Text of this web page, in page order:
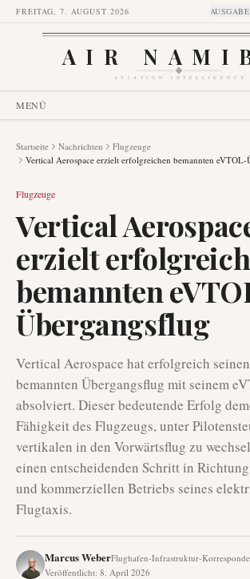
FREITAG, 7. AUGUST 2026 AUSGABE
AIR
AVIATION INTELLIGENCE
MENÜ
Startseite Nachrichten
Flugzeuge
Vertical Aerospace erzielt erfolgreichen bemannten eVTOL-
Flugzeuge
Vertical
erzielt
bemannten
Übergangsflug
Vertical Aerospace hat erfolgreich
bemannten Übergangsflug mit seinem
absolviert. Dieser bedeutende Erfolg
Fähigkeit des Flugzeugs, unter
vertikalen in den Vorwärtsflug zu
einen entscheidenden Schritt in
und kommerziellen Betriebs seines
Flugtaxis.
Marcus WeberFlughafen-Infrastruktur-
Veröffentlicht: 8. April 2026